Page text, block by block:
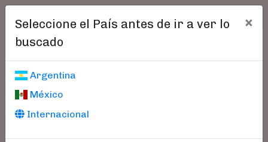
Seleccione el País antes de ir a ver lo
buscado
×
Argentina
México
Internacional
Libros encontrados
Parámetros